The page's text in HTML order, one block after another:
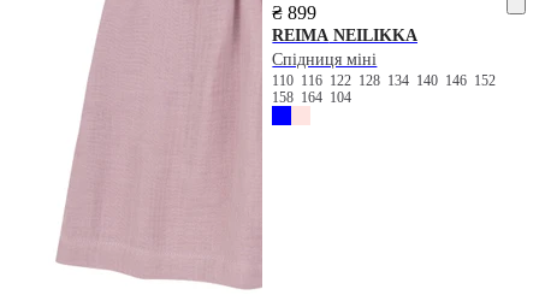
₴ 899
REIMA NEILIKKA
Спідниця міні
110 116 122 128 134 140 146 152
158 164 104